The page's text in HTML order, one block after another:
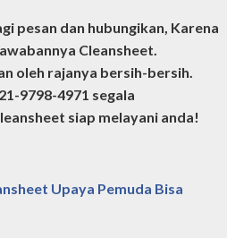
pesan dan hubungikan, Karena
Cleansheet.
oleh rajanya bersih-bersih.
9798-4971 segala
siap melayani anda!